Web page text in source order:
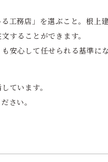
工務店」を選ぶこと。根上
することができます。
安心して任せられる基準に
ています。
さい。